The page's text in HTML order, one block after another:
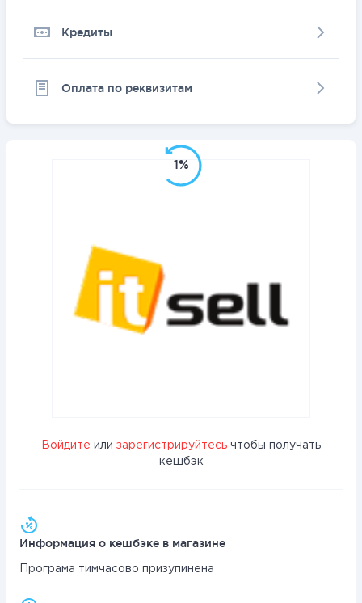
Кредиты
Оплата по реквизитам
1%
Войдите или зарегистрируйтесь чтобы получать
кешбэк
Информация о кешбэке в магазине
Програма тимчасово призупинена